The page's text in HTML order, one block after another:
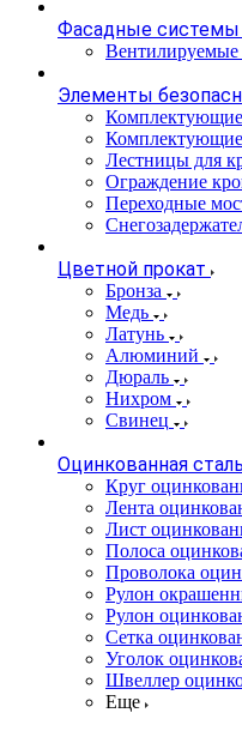
Фасадные системы
Вентилируемые
Элементы
Комплектующие
Комплектующие
Лестницы для
Ограждение
Переходные
Цветной прокат
Бронза
Медь
Латунь
Алюминий
Дюраль
Нихром
Свинец
Оцинкованная сталь
Круг
Лента
Лист
Полоса
Проволока
Рулон
Рулон
Сетка
Уголок
Швеллер
Еще